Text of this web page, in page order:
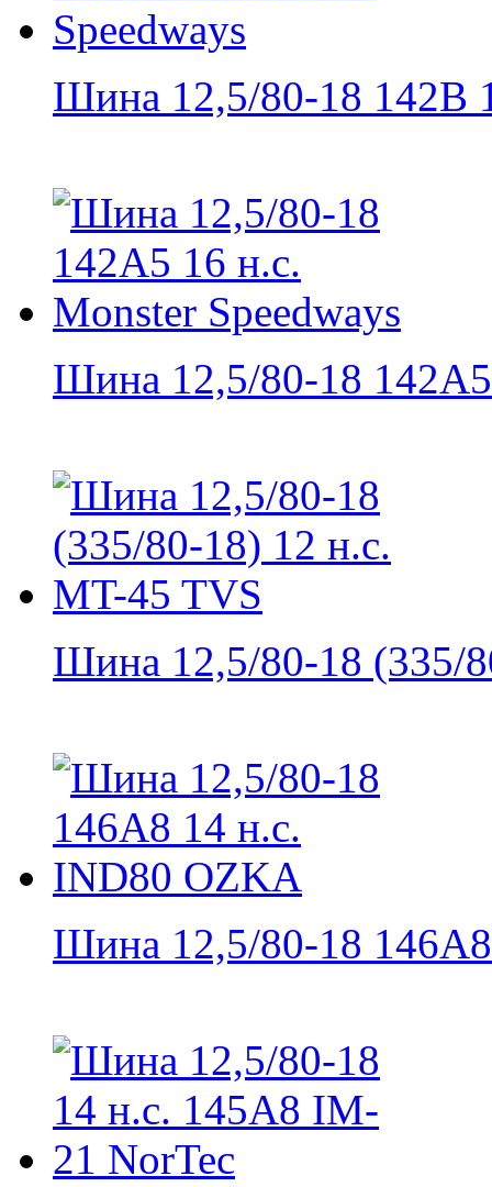
Шина 12,5/80-18 142В
Шина 12,5/80-18
Шина 12,5/80-18 (335/
Шина 12,5/80-18